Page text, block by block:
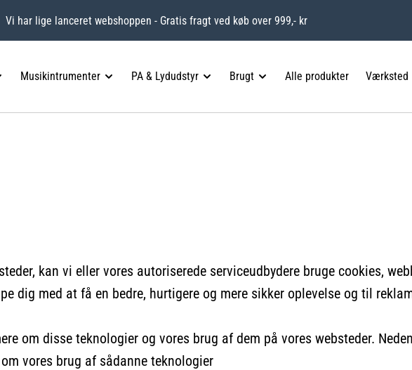
Vi har lige lanceret webshoppen - Gratis fragt ved køb over 999,- kr
Musikintrumenter PA & Lydudstyr Brugt Alle produkter Værksted
kan vi eller vores autoriserede serviceudbydere bruge cookies,
dig med at få en bedre, hurtigere og mere sikker oplevelse og til
om disse teknologier og vores brug af dem på vores websteder.
vores brug af sådanne teknologier